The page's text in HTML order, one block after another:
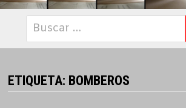
Buscar:
ETIQUETA: BOMBEROS